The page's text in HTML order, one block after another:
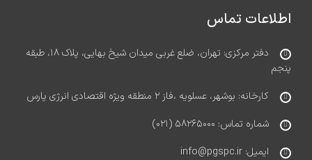
اطلاعات تماس
دفتر مرکزی: تهران، ضلع غربی میدان شیخ بهایی، پلاک ۱۸، طبقه
پنجم
کارخانه: بوشهر، عسلویه ،فاز ۲ منطقه ویژه اقتصادی انرژی پارس
شماره تماس: ۵۸۲۶۵۰۰۰ (۰۲۱)
ایمیل: info@pgspc.ir